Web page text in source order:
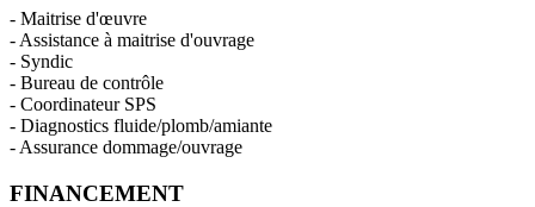
- Maitrise d'œuvre
- Assistance à maitrise d'ouvrage
- Syndic
- Bureau de contrôle
- Coordinateur SPS
- Diagnostics fluide/plomb/amiante
- Assurance dommage/ouvrage
FINANCEMENT